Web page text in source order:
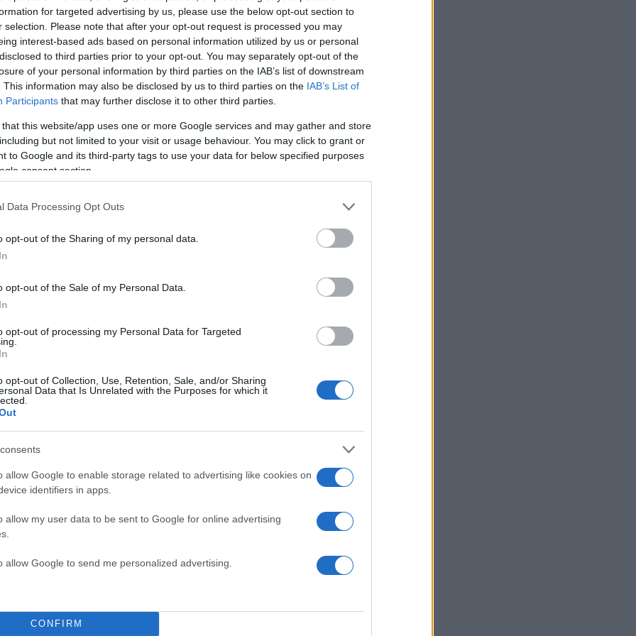
for targeted advertising by us, please use the below opt-out section to
selection. Please note that after your opt-out request is processed you may
interest-based ads based on personal information utilized by us or personal
to third parties prior to your opt-out. You may separately opt-out of the
of your personal information by third parties on the IAB’s list of downstream
This information may also be disclosed by us to third parties on the IAB’s List of
Participants that may further disclose it to other third parties.
that this website/app uses one or more Google services and may gather and store
but not limited to your visit or usage behaviour. You may click to grant or
to Google and its third-party tags to use your data for below specified purposes
consent section.
Data Processing Opt Outs
opt-out of the Sharing of my personal data.
opt-out of the Sale of my Personal Data.
opt-out of processing my Personal Data for Targeted
opt-out of Collection, Use, Retention, Sale, and/or Sharing
Data that Is Unrelated with the Purposes for which it
allow Google to enable storage related to advertising like cookies on
identifiers in apps.
allow my user data to be sent to Google for online advertising
allow Google to send me personalized advertising.
CONFIRM
Μητσοτάκης στο Delphi Economic Forum XI (Πηγή φωτογραφίας:
έμφαση στην ανάγκη άμεσης διπλωματικής λύσης,
με την τοποθέτηση του προέδρου του Ευρωπαϊκού
Κόστα υπέρ της αποκλιμάκωσης. «Συμφωνώ με τον κ.
πριν από τον πόλεμο. Δεν γίνεται ένας ανοιχτός
να υπόκειται σε τέλη, άρα πρέπει να υποστηρίξουμε μια
χαρακτηριστικά.